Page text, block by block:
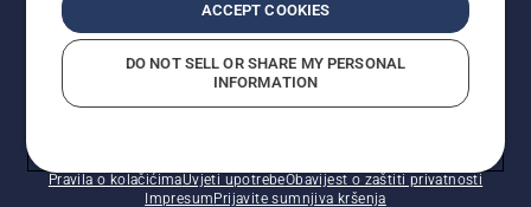
Pravila o kolačićimaUvjeti upotrebeObavijest o zaštiti privatnosti
ImpresumPrijavite sumnjiva kršenja
ACCEPT COOKIES
DO NOT SELL OR SHARE MY PERSONAL
INFORMATION